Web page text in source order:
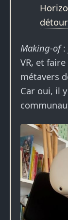
Making-of:
VR, et
métavers
Car oui, il